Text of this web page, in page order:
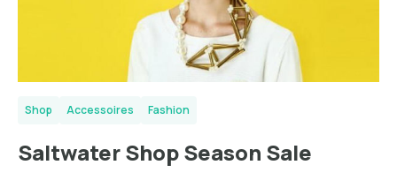
Shop Accessoires Fashion
Saltwater Shop Season Sale